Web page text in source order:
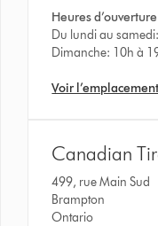
Heures d’ouverture
Du lundi au
Dimanche: 10h à
Voir l’emplacement
Canadian
499, rue Main Sud
Brampton
Ontario